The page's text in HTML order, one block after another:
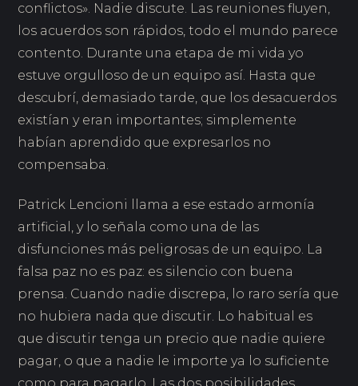
conflictos». Nadie discute. Las reuniones fluyen,
los acuerdos son rápidos, todo el mundo parece
contento. Durante una etapa de mi vida yo
estuve orgulloso de un equipo así. Hasta que
descubrí, demasiado tarde, que los desacuerdos
existían y eran importantes; simplemente
habían aprendido que expresarlos no
compensaba.
Patrick Lencioni llama a ese estado armonía
artificial, y lo señala como una de las
disfunciones más peligrosas de un equipo. La
falsa paz no es paz: es silencio con buena
prensa. Cuando nadie discrepa, lo raro sería que
no hubiera nada que discutir. Lo habitual es
que discutir tenga un precio que nadie quiere
pagar, o que a nadie le importe ya lo suficiente